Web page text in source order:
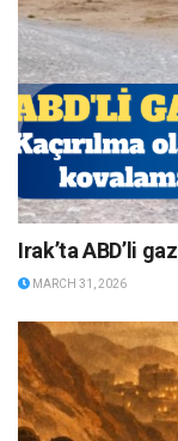
Irak’ta ABD’li
MARCH 31, 2026